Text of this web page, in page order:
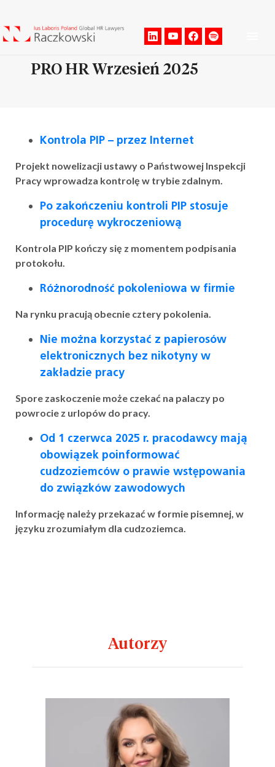
PRO HR Wrzesień 2025
Kontrola PIP – przez Internet
Projekt nowelizacji ustawy o Państwowej Inspekcji
Pracy wprowadza kontrolę w trybie zdalnym.
Po zakończeniu kontroli PIP stosuje
procedurę wykroczeniową
Kontrola PIP kończy się z momentem podpisania
protokołu.
Różnorodność pokoleniowa w firmie
Na rynku pracują obecnie cztery pokolenia.
Nie można korzystać z papierosów
elektronicznych bez nikotyny w
zakładzie pracy
Spore zaskoczenie może czekać na palaczy po
powrocie z urlopów do pracy.
Od 1 czerwca 2025 r. pracodawcy mają
obowiązek poinformować
cudzoziemców o prawie wstępowania
do związków zawodowych
Informację należy przekazać w formie pisemnej, w
języku zrozumiałym dla cudzoziemca.
Autorzy